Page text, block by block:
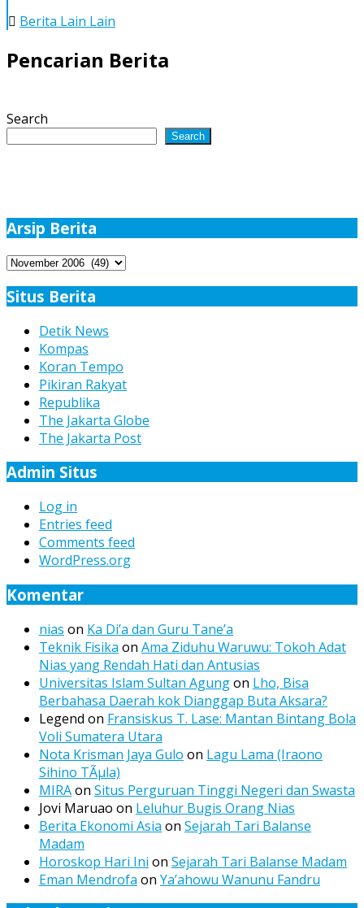
Berita Lain Lain
Pencarian Berita
Search
Search
Arsip Berita
Arsip
Situs Berita
Detik News
Kompas
Koran Tempo
Pikiran Rakyat
Republika
The Jakarta Globe
The Jakarta Post
Admin Situs
Log in
Entries feed
Comments feed
WordPress.org
Komentar
nias on Ka Di’a dan Guru Tane’a
Teknik Fisika on Ama Ziduhu Waruwu: Tokoh Adat
Nias yang Rendah Hati dan Antusias
Universitas Islam Sultan Agungon Lho, Bisa
Berbahasa Daerah kok Dianggap Buta Aksara?
Legend on Fransiskus T. Lase: Mantan Bintang Bola
Voli Sumatera Utara
Nota Krisman Jaya Gulo on Lagu Lama (Iraono
Sihino TÃµla)
MIRAon Situs Perguruan Tinggi Negeri dan Swasta
Jovi Maruao on Leluhur Bugis Orang Nias
Berita Ekonomi Asia on Sejarah Tari Balanse
Madam
Horoskop Hari Ini on Sejarah Tari Balanse Madam
Eman Mendrofa on Ya’ahowu Wanunu Fandru